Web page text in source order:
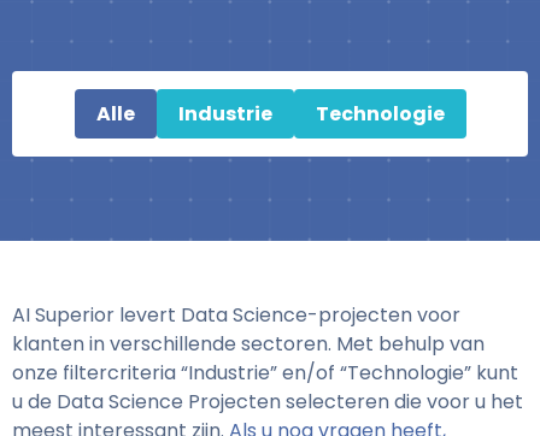
Alle Industrie Technologie
AI Superior levert Data Science-projecten voor
klanten in verschillende sectoren. Met behulp van
onze filtercriteria “Industrie” en/of “Technologie” kunt
u de Data Science Projecten selecteren die voor u het